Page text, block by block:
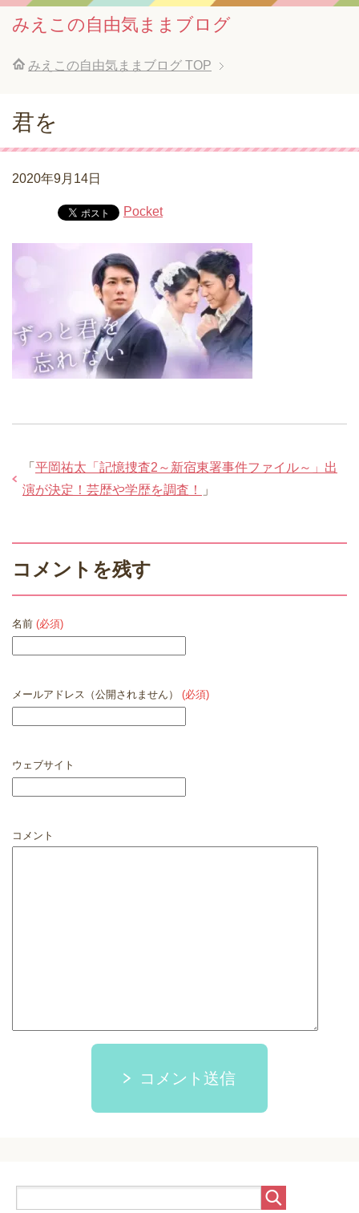
みえこの自由気ままブログ
みえこの自由気ままブログ TOP
君を
2020年9月14日
Pocket
「 平岡祐太「記憶捜査2～新宿東署事件ファイル～」出
演が決定！芸歴や学歴を調査！
」
コメントを残す
名前 (必須)
メールアドレス（公開されません） (必須)
ウェブサイト
コメント
コメント送信